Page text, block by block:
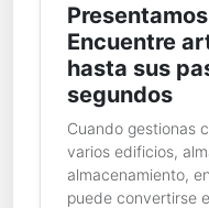
Encuentre
hasta sus
segundos
Cuando gestionas
varios edificios,
almacenamiento,
puede convertirse